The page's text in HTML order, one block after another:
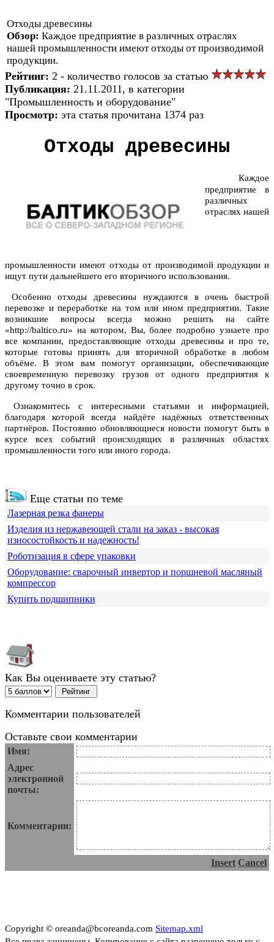
Отходы древесины
Обзор: Каждое предприятие в различных отраслях
нашей промышленности имеют отходы от производимой
продукции.
Рейтинг: 2 - количество голосов за статью
Публикация: 21.11.2011, в категории
"Промышленность и оборудование"
Просмотр: эта статья прочитана 1374 раз
Отходы древесины
Каждое
предприятие в
различных
отраслях нашей
промышленности имеют отходы от производимой продукции и
ищут пути дальнейшего его вторичного использования.
Особенноотходы древесины нуждаются в очень быстрой
перевозке и переработке на том или ином предприятии. Такие
возникшие вопросы всегда можно решить на сайте
«http://baltico.ru» на котором, Вы, более подробно узнаете про
все компании, предоставляющие отходы древесины и про те,
которые готовы принять для вторичной обработке в любом
объёме. В этом вам помогут организации, обеспечивающие
своевременную перевозку грузов от одного предприятия к
другому точно в срок.
Ознакомитесь с интересными статьями и информацией,
благодаря которой всегда найдёте надёжных ответственных
партнёров. Постоянно обновляющиеся новости помогут быть в
курсе всех событий происходящих в различных областях
промышленности того или иного города.
Еще статьи по теме
Лазерная резка фанеры
Изделия из нержавеющей стали на заказ - высокая
износостойкость и надежность!
Роботизация в сфере упаковки
Оборудование: сварочный инвертор и поршневой масляный
компрессор
Купить подшипники
Как Вы оцениваете эту статью?
Комментарии пользователей
Оставьте свои комментарии
Имя:
Адрес
электронной
почты:
Комментарии:
Insert Cancel
Copyright © oreanda@bcoreanda.com Sitemap.xml